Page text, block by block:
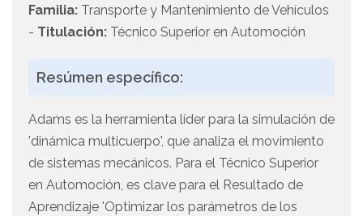
Familia: Transporte y Mantenimiento de Vehículos
- Titulación: Técnico Superior en Automoción
Resúmen específico:
Adams es la herramienta líder para la simulación de
'dinámica multicuerpo', que analiza el movimiento
de sistemas mecánicos. Para el Técnico Superior
en Automoción, es clave para el Resultado de
Aprendizaje 'Optimizar los parámetros de los